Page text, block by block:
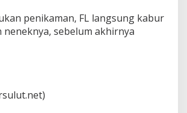
penikaman, FL langsung kabur
sebelum akhirnya